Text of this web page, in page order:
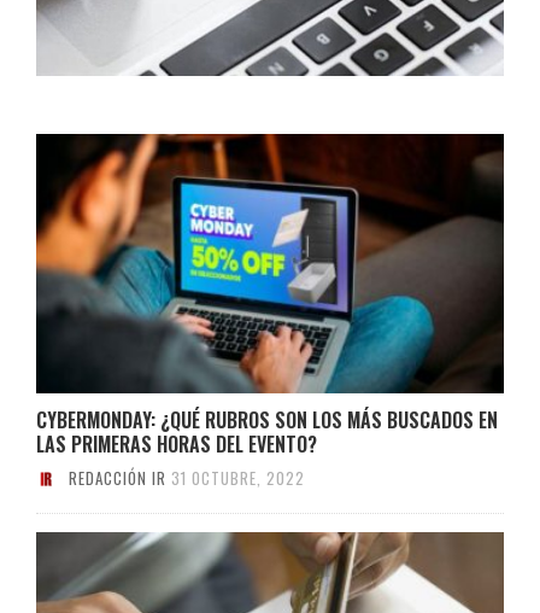
CYBERMONDAY: ¿QUÉ RUBROS SON LOS MÁS BUSCADOS EN
LAS PRIMERAS HORAS DEL EVENTO?
REDACCIÓN IR 31 OCTUBRE, 2022